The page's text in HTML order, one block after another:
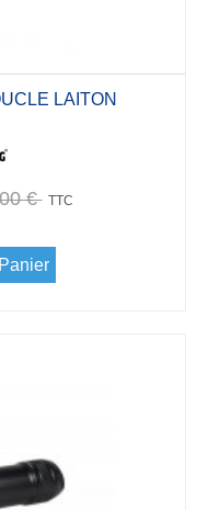
LAITON
€ TTC